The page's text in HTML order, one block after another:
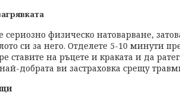
сериозно физическо натоварване,
си за него. Отделете 5-10 минути
ставите на ръцете и краката и да
добрата ви застраховка срещу